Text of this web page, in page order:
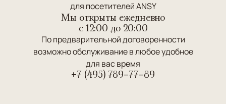
для посетителей ANSY
Мы открыты ежедневно
c 12:00 до 20:00
По предварительной договоренности
возможно обслуживание в любое удобное
для вас время
+7 (495) 789-77-89